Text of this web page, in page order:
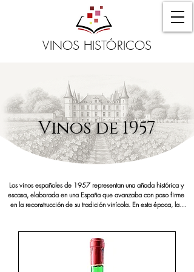
VINOS HISTÓRICOS
Vinos de 1957
Los vinos españoles de 1957 representan una añada histórica y
escasa, elaborada en una España que avanzaba con paso firme
en la reconstrucción de su tradición vinícola. En esta época, las
de envejecimiento. Hoy en día, una botella de vino de 1957 es
un tesoro para coleccionistas y amantes del vino antiguo, perfecta
para regalar en aniversarios, cumpleaños o como detalle
conmemorativo cargado de significado.